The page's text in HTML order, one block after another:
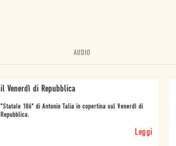
AUDIO
il Venerdì di Repubblica
"Statale 106" di Antonio Talia in copertina sul Venerdì di
Repubblica.
Leggi